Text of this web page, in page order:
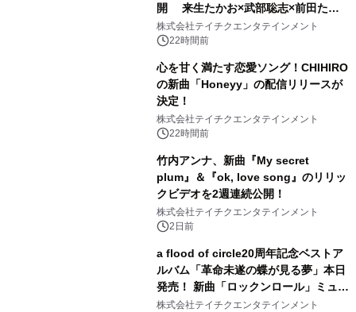
開 来生たかお×武部聡志×前田たか
ひろの豪華タッグ
株式会社テイチクエンタテインメント
22時間前
心を甘く満たす恋愛ソング！CHIHIRO
の新曲「Honeyy」の配信リリースが
決定！
株式会社テイチクエンタテインメント
22時間前
竹内アンナ、新曲『My secret
plum』＆『ok, love song』のリリッ
クビデオを2週連続公開！
株式会社テイチクエンタテインメント
2日前
a flood of circle20周年記念ベストア
ルバム「革命未遂の蝶が見る夢」本日
発売！ 新曲「ロックンロール」ミュー
ジックビデオ公開
株式会社テイチクエンタテインメント